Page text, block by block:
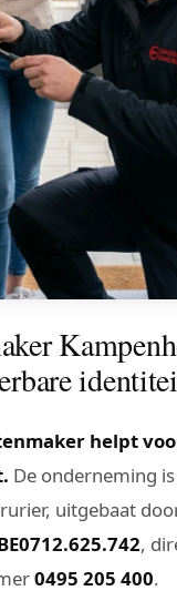
helpt
De onderneming
uitgebaat
,
0495 205 400.